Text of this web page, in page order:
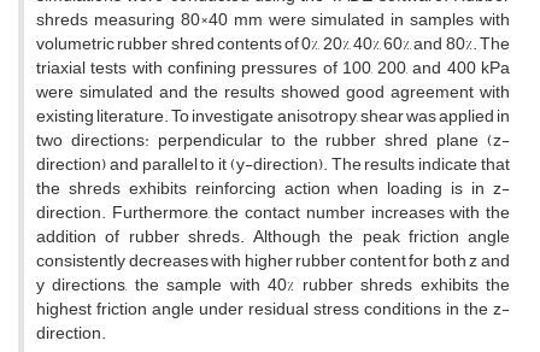
shreds measuring 80×40 mm were simulated in samples with
volumetric rubber shred contents of 0%, 20%, 40%, 60%, and 80%. The
triaxial tests with confining pressures of 100, 200, and 400 kPa
were simulated and the results showed good agreement with
existing literature. To investigate anisotropy, shear was applied in
two directions: perpendicular to the rubber shred plane (z-
direction) and parallel to it (y-direction). The results indicate that
the shreds exhibits reinforcing action when loading is in z-
direction. Furthermore, the contact number increases with the
addition of rubber shreds. Although the peak friction angle
consistently decreases with higher rubber content for both z and
y directions, the sample with 40% rubber shreds exhibits the
highest friction angle under residual stress conditions in the z-
direction.